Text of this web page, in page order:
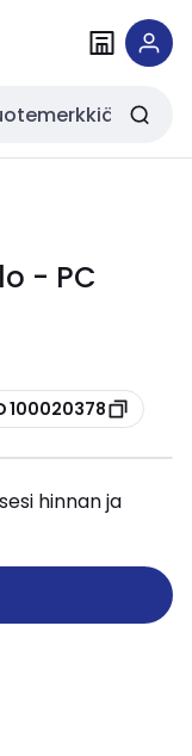
- PC
100020378
hinnan ja